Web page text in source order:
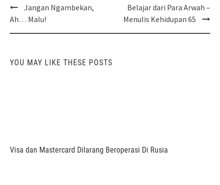
Post
navigation
Jangan Ngambekan,
Ah… Malu!
Belajar dari Para Arwah –
Menulis Kehidupan 65
YOU MAY LIKE THESE POSTS
Visa dan Mastercard Dilarang Beroperasi Di Rusia